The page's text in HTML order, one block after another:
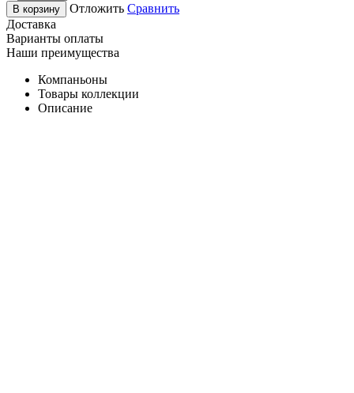
В корзину Отложить Сравнить
Доставка
Варианты оплаты
Наши преимущества
Компаньоны
Товары коллекции
Описание